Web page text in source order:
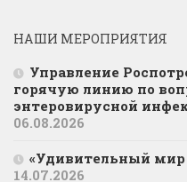
НАШИ МЕРОПРИЯТИЯ
Управление
горячую линию по
энтеровирусной
06.08.2026
«Удивительный мир
14.07.2026